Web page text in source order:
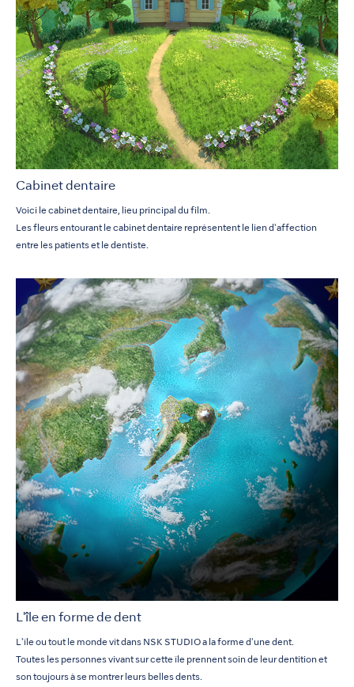
Cabinet dentaire
Voici le cabinet dentaire, lieu principal du film.
Les fleurs entourant le cabinet dentaire représentent le lien d'affection
entre les patients et le dentiste.
L'île en forme de dent
L'île ou tout le monde vit dans NSK STUDIO a la forme d'une dent.
Toutes les personnes vivant sur cette île prennent soin de leur dentition et
son toujours à se montrer leurs belles dents.